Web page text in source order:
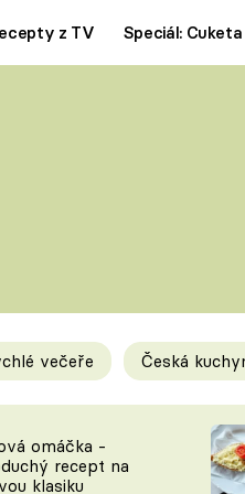
z TV Speciál: Cuketa
večeře Česká
omáčka -
recept na
klasiku